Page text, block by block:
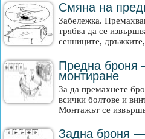
Смяна на
Забележка.
трябва да се
сенниците,
Предна броня
монтиране
За да премахнете
всички болтове и
Монтажът се
Задна броня